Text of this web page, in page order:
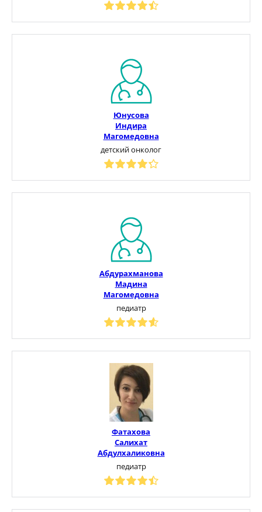
Юнусова
Индира
Магомедовна
детский онколог
Абдурахманова
Мадина
Магомедовна
педиатр
Фатахова
Салихат
Абдулхаликовна
педиатр